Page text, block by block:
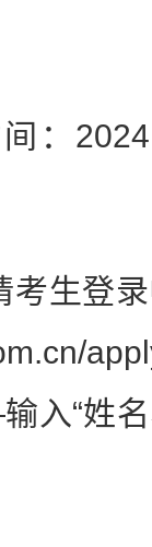
2024
生登录
入“姓